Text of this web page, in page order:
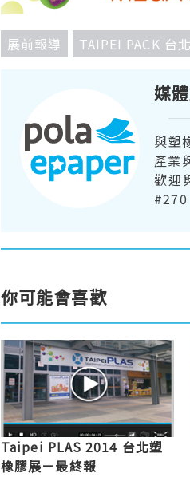
展前報導 TAIPEI PACK 台
媒
與塑
產業
歡迎
#270
你可能會喜歡
Taipei PLAS 2014 台北塑
橡膠展－最終報